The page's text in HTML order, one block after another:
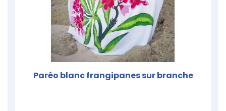
Paréo blanc frangipanes sur branche